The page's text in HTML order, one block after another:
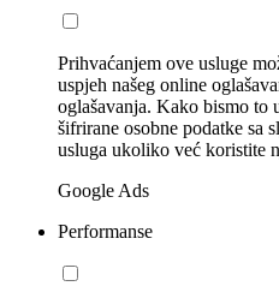
Prihvaćanjem ove usluge
uspjeh našeg online
oglašavanja. Kako bismo to
šifrirane osobne podatke sa
usluga ukoliko već koristite
Google Ads
Performanse